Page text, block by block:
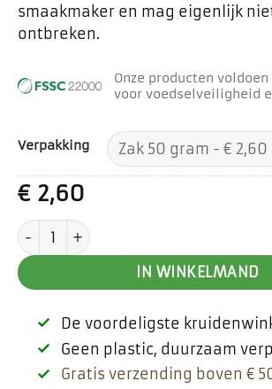
smaakmaker en mag eigenlijk
ontbreken.
Onze producten
voor voedselveiligheid
Verpakking
€2,60
4 seizoenen peper aantal
IN WINKELMAND
De voordeligste
Geen plastic, duurzaam
Gratis verzending boven €